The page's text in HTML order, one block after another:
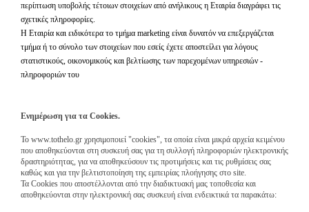
περίπτωση υποβολής τέτοιων στοιχείων από ανήλικους η Εταιρία διαγράφει τις
σχετικές πληροφορίες.
Η Εταιρία και ειδικότερα το τμήμα marketing είναι δυνατόν να επεξεργάζεται
τμήμα ή το σύνολο των στοιχείων που εσείς έχετε αποστείλει για λόγους
στατιστικούς, οικονομικούς και βελτίωσης των παρεχομένων υπηρεσιών -
πληροφοριών του
Ενημέρωση για τα Cookies.
Το www.tothelo.gr χρησιμοποιεί "cookies", τα οποία είναι μικρά αρχεία κειμένου
που αποθηκεύονται στη συσκευή σας για τη συλλογή πληροφοριών ηλεκτρονικής
δραστηριότητας, για να αποθηκεύσουν τις προτιμήσεις και τις ρυθμίσεις σας
καθώς και για την βελτιστοποίηση της εμπειρίας πλοήγησης στο site.
Τα Cookies που αποστέλλονται από την διαδικτυακή μας τοποθεσία και
αποθηκεύονται στην ηλεκτρονική σας συσκευή είναι ενδεικτικά τα παρακάτω: